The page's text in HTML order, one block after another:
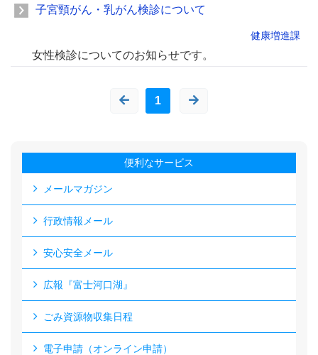
子宮頸がん・乳がん検診について
健康増進課
女性検診についてのお知らせです。
1
便利なサービス
メールマガジン
行政情報メール
安心安全メール
広報『富士河口湖』
ごみ資源物収集日程
電子申請（オンライン申請）